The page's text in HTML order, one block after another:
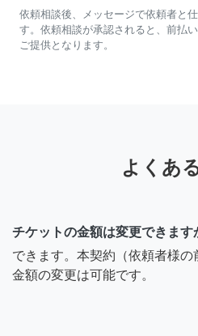
依頼相談後、メッセージで依頼者と
す。依頼相談が承認されると、前払
ご提供となります。
よくあ
チケットの金額は変更できます
できます。本契約（依頼者様の
金額の変更は可能です。